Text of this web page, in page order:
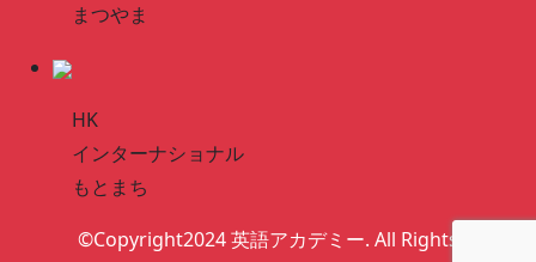
まつやま
HK
インターナショナル
もとまち
©Copyright2024 英語アカデミー. All Rights